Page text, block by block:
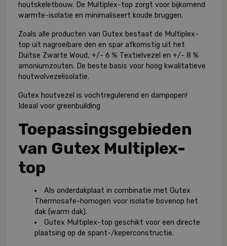
houtskeletbouw. De Multiplex-top zorgt voor bijkomend
warmte-isolatie en minimaliseert koude bruggen.
Zoals alle producten van Gutex bestaat de Multiplex-
top uit nagroeibare den en spar afkomstig uit het
Duitse Zwarte Woud, +/- 6 % Textielvezel en +/- 8 %
amoniumzouten. De beste basis voor hoog kwalitatieve
houtwolvezelisolatie.
Gutex houtvezel is vochtregulerend en dampopen!
Ideaal voor greenbuilding
Toepassingsgebieden
van Gutex Multiplex-
top
Als onderdakplaat in combinatie met Gutex
Thermosafe-homogen voor isolatie bovenop het
dak (warm dak).
Gutex Multiplex-top geschikt voor een directe
plaatsing op de spant-/keperconstructie.